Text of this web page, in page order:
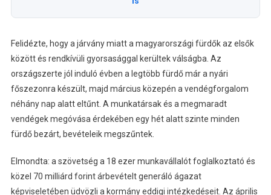
Felidézte, hogy a járvány miatt a magyarországi fürdők az elsők
között és rendkívüli gyorsasággal kerültek válságba. Az
országszerte jól induló évben a legtöbb fürdő már a nyári
főszezonra készült, majd március közepén a vendégforgalom
néhány nap alatt eltűnt. A munkatársak és a megmaradt
vendégek megóvása érdekében egy hét alatt szinte minden
fürdő bezárt, bevételeik megszűntek.
Elmondta: a szövetség a 18 ezer munkavállalót foglalkoztató és
közel 70 milliárd forint árbevételt generáló ágazat
képviseletében üdvözli a kormány eddigi intézkedéseit. Az április